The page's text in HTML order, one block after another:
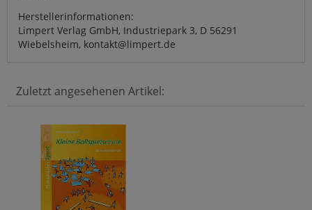
Herstellerinformationen:
Limpert Verlag GmbH, Industriepark 3, D 56291
Wiebelsheim, kontakt@limpert.de
Zuletzt angesehenen Artikel: